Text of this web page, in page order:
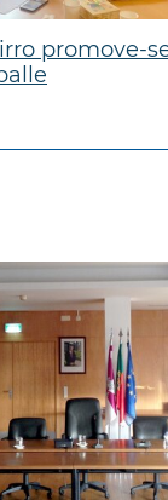
promove-